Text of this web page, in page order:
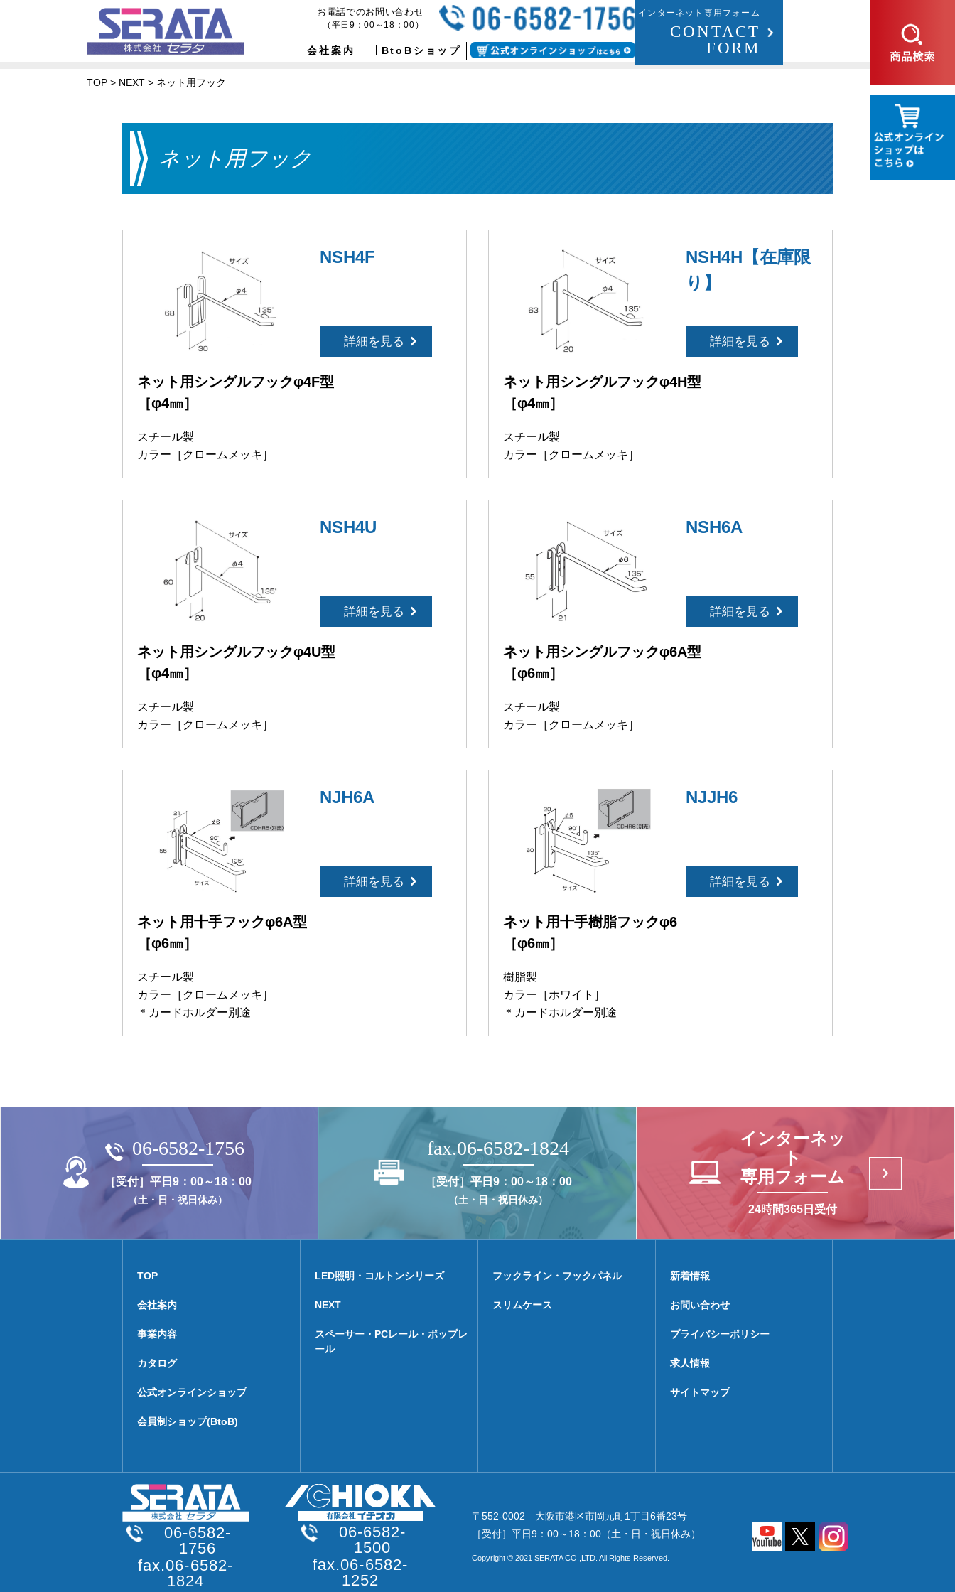
お電話でのお問い合わせ
（平日9：00～18：00）
会社案内 BtoBショップ
インターネット専用フォーム
CONTACT
FORM
TOP > NEXT > ネット用フック
ネット用フック
NSH4F
詳細を見る
ネット用シングルフックφ4F型
［φ4㎜］
スチール製
カラー［クロームメッキ］
NSH4H【在庫限
り】
詳細を見る
ネット用シングルフックφ4H型
［φ4㎜］
スチール製
カラー［クロームメッキ］
NSH4U
詳細を見る
ネット用シングルフックφ4U型
［φ4㎜］
スチール製
カラー［クロームメッキ］
NSH6A
詳細を見る
ネット用シングルフックφ6A型
［φ6㎜］
スチール製
カラー［クロームメッキ］
NJH6A
詳細を見る
ネット用十手フックφ6A型
［φ6㎜］
スチール製
カラー［クロームメッキ］
＊カードホルダー別途
NJJH6
詳細を見る
ネット用十手樹脂フックφ6
［φ6㎜］
樹脂製
カラー［ホワイト］
＊カードホルダー別途
06-6582-1756
［受付］平日9：00～18：00
（土・日・祝日休み）
fax.06-6582-1824
［受付］平日9：00～18：00
（土・日・祝日休み）
インターネッ
ト
専用フォーム
24時間365日受付
TOP
会社案内
事業内容
カタログ
公式オンラインショップ
会員制ショップ(BtoB)
LED照明・コルトンシリーズ
NEXT
スペーサー・PCレール・ポップレ
ール
フックライン・フックパネル
スリムケース
新着情報
お問い合わせ
プライバシーポリシー
求人情報
サイトマップ
06-6582-
1756
fax.06-6582-
1824
06-6582-
1500
fax.06-6582-
1252
〒552-0002 大阪市港区市岡元町1丁目6番23号
［受付］平日9：00～18：00（土・日・祝日休み）
Copyright © 2021 SERATA CO.,LTD. All Rights Reserved.